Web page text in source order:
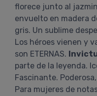
florece junto al
envuelto en madera
gris. Un sublime
Los héroes vienen y
son ETERNAS.
parte de la leyenda.
Fascinante.
Para mujeres de